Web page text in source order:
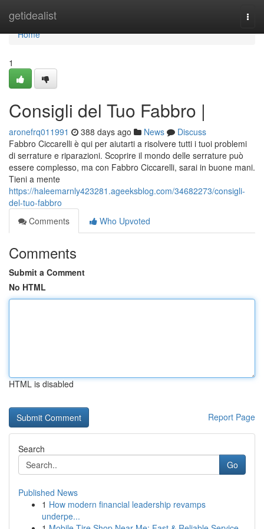
getidealist
Home
Home
1
Consigli del Tuo Fabbro |
aronefrq011991 388 days ago News
Discuss
Fabbro Ciccarelli è qui per aiutarti a risolvere tutti i tuoi problemi
di serrature e riparazioni. Scoprire il mondo delle serrature può
essere complesso, ma con Fabbro Ciccarelli, sarai in buone mani.
Tieni a mente
https://haleemarnly423281.ageeksblog.com/34682273/consigli-
del-tuo-fabbro
Comments
Who Upvoted
Comments
Submit a Comment
No HTML
HTML is disabled
Report Page
Search
Go
Published News
1 How modern financial leadership revamps
underpe...